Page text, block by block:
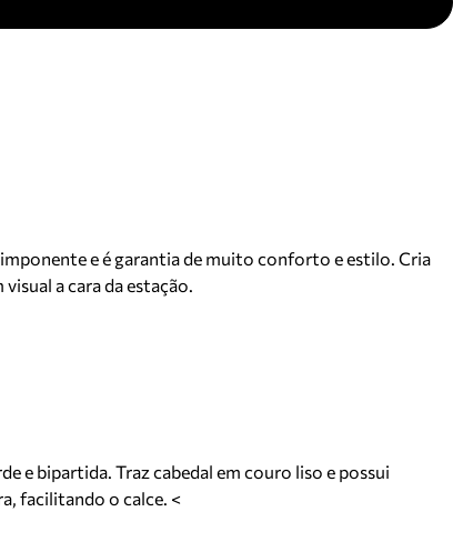
e é garantia de muito conforto e estilo. Cria
a cara da estação.
e bipartida. Traz cabedal em couro liso e possui
facilitando o calce. <